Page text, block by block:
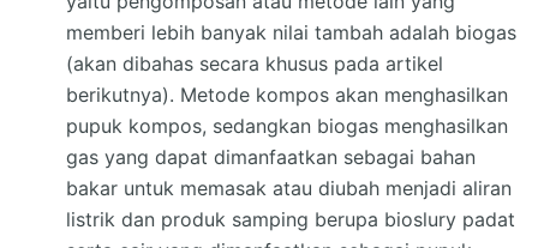
memberi lebih banyak nilai tambah adalah biogas
(akan dibahas secara khusus pada artikel
berikutnya). Metode kompos akan menghasilkan
pupuk kompos, sedangkan biogas menghasilkan
gas yang dapat dimanfaatkan sebagai bahan
bakar untuk memasak atau diubah menjadi aliran
listrik dan produk samping berupa bioslury padat